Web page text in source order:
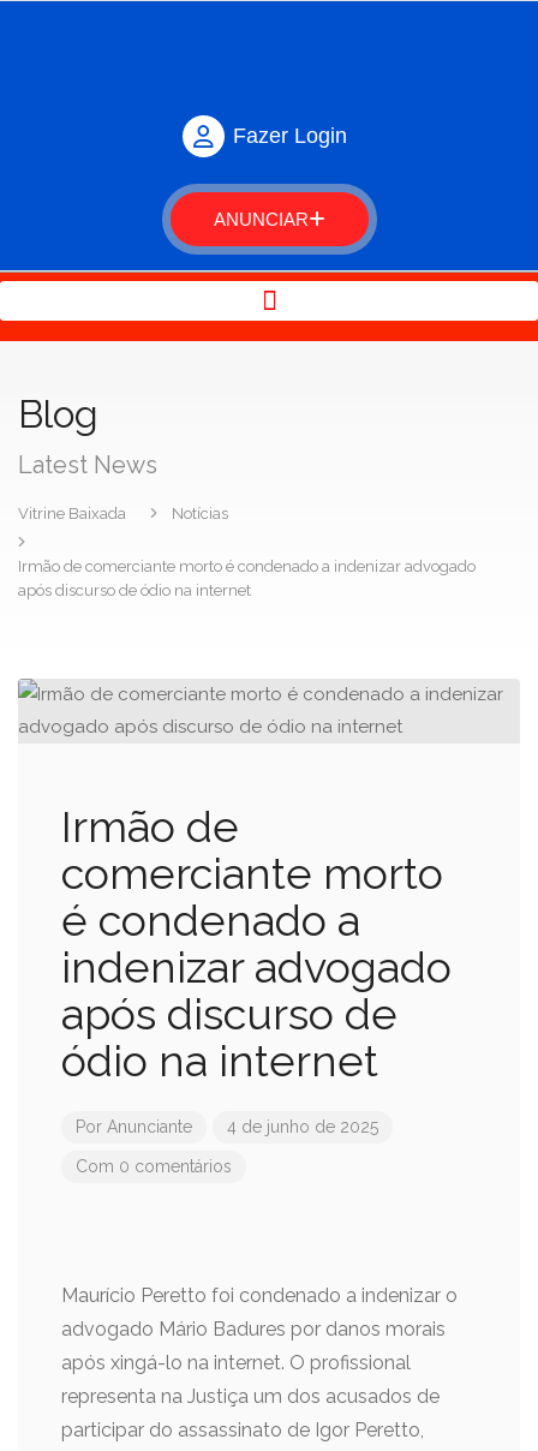
Fazer Login
ANUNCIAR
Blog
Latest News
Vitrine Baixada Notícias
Irmão de comerciante morto é condenado a indenizar advogado
após discurso de ódio na internet
Irmão de
comerciante morto
é condenado a
indenizar advogado
após discurso de
ódio na internet
Por Anunciante 4 de junho de 2025
Com 0 comentários
Maurício Peretto foi condenado a indenizar o
advogado Mário Badures por danos morais
após xingá-lo na internet. O profissional
representa na Justiça um dos acusados de
participar do assassinato de Igor Peretto,